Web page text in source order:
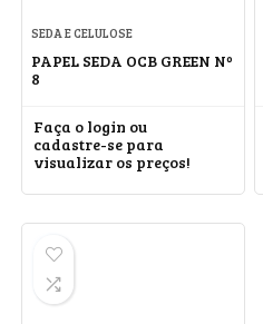
SEDA E CELULOSE
PAPEL SEDA OCB GREEN Nº
8
Faça o login ou
cadastre-se para
visualizar os preços!